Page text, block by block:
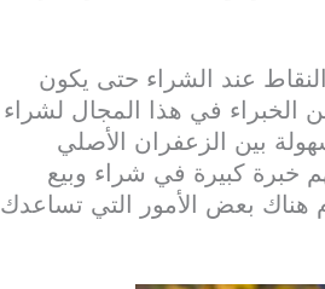
النقاط عند الشراء حتى يكون
الخبراء في هذا المجال لشراء
بين الزعفران الأصلي
خبرة كبيرة في شراء وبيع
هناك بعض الأمور التي تساعدك